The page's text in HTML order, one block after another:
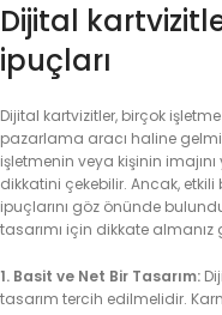
Dijital
ipuçları
Dijital kartvizitler, birçok
pazarlama aracı haline
işletmenin veya kişinin
dikkatini çekebilir. Ancak,
ipuçlarını göz önünde
tasarımı için dikkate almanız
1. Basit ve Net Bir Tasarım:
tasarım tercih edilmelidir.